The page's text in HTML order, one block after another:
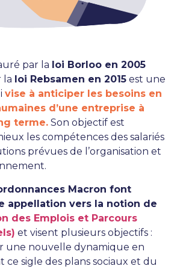
par la loi Borloo en 2005
la loi Rebsamen en 2015 est une
vise à anticiper les besoins en
d’une entreprise à
terme. Son objectif est
les compétences des salariés
prévues de l’organisation et
Macron font
appellation vers la notion de
des Emplois et Parcours
et visent plusieurs objectifs :
une nouvelle dynamique en
ce sigle des plans sociaux et du